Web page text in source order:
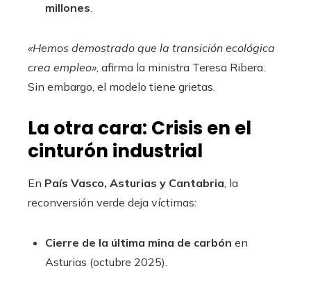
millones.
«Hemos demostrado que la transición ecológica
crea empleo», afirma la ministra Teresa Ribera.
Sin embargo, el modelo tiene grietas.
La otra cara: Crisis en el
cinturón industrial
En País Vasco, Asturias y Cantabria, la
reconversión verde deja víctimas:
Cierre de la última mina de carbón en
Asturias (octubre 2025).